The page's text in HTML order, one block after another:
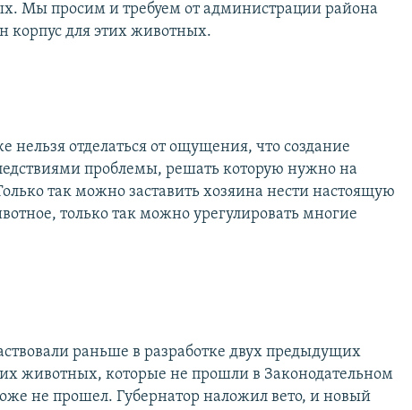
Мы просим и требуем от администрации района
корпус для этих животных.
нельзя отделаться от ощущения, что создание
проблемы, решать которую нужно на
так можно заставить хозяина нести настоящую
только так можно урегулировать многие
раньше в разработке двух предыдущих
животных, которые не прошли в Законодательном
не прошел. Губернатор наложил вето, и новый